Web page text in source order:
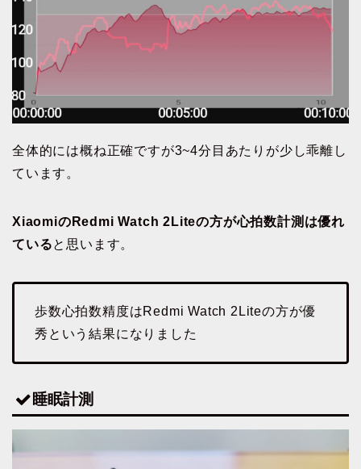
全体的には概ね正確ですが3~4分目あたりが少し乖離し
ています。
XiaomiのRedmi Watch 2Liteの方が心拍数計測は優れ
ていると思います。
歩数心拍数精度はRedmi Watch 2Liteの方が優
秀という結果になりました
睡眠計測